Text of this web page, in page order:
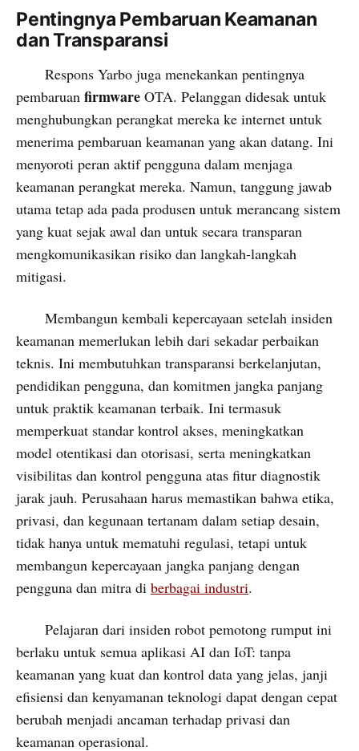
Pentingnya Pembaruan Keamanan
dan Transparansi
Respons Yarbo juga menekankan pentingnya
pembaruan firmware OTA. Pelanggan didesak untuk
menghubungkan perangkat mereka ke internet untuk
menerima pembaruan keamanan yang akan datang. Ini
menyoroti peran aktif pengguna dalam menjaga
keamanan perangkat mereka. Namun, tanggung jawab
utama tetap ada pada produsen untuk merancang sistem
yang kuat sejak awal dan untuk secara transparan
mengkomunikasikan risiko dan langkah-langkah
mitigasi.
Membangun kembali kepercayaan setelah insiden
keamanan memerlukan lebih dari sekadar perbaikan
teknis. Ini membutuhkan transparansi berkelanjutan,
pendidikan pengguna, dan komitmen jangka panjang
untuk praktik keamanan terbaik. Ini termasuk
memperkuat standar kontrol akses, meningkatkan
model otentikasi dan otorisasi, serta meningkatkan
visibilitas dan kontrol pengguna atas fitur diagnostik
jarak jauh. Perusahaan harus memastikan bahwa etika,
privasi, dan kegunaan tertanam dalam setiap desain,
tidak hanya untuk mematuhi regulasi, tetapi untuk
membangun kepercayaan jangka panjang dengan
pengguna dan mitra di berbagai industri.
Pelajaran dari insiden robot pemotong rumput ini
berlaku untuk semua aplikasi AI dan IoT: tanpa
keamanan yang kuat dan kontrol data yang jelas, janji
efisiensi dan kenyamanan teknologi dapat dengan cepat
berubah menjadi ancaman terhadap privasi dan
keamanan operasional.